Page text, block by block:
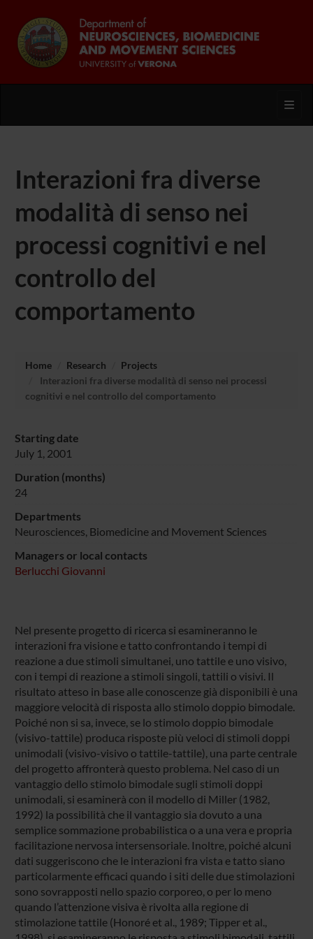
Interazioni fra diverse
modalità di senso nei
processi cognitivi e nel
controllo del
comportamento
Home Research
Projects
Interazioni fra diverse modalità di senso nei processi
cognitivi e nel controllo del comportamento
Starting date
July 1, 2001
Duration (months)
24
Departments
Neurosciences, Biomedicine and Movement Sciences
Managers or local contacts
Berlucchi Giovanni
Nel presente progetto di ricerca si esamineranno le
interazioni fra visione e tatto confrontando i tempi di
reazione a due stimoli simultanei, uno tattile e uno visivo,
con i tempi di reazione a stimoli singoli, tattili o visivi. Il
risultato atteso in base alle conoscenze già disponibili è una
maggiore velocità di risposta allo stimolo doppio bimodale.
Poiché non si sa, invece, se lo stimolo doppio bimodale
(visivo-tattile) produca risposte più veloci di stimoli doppi
unimodali (visivo-visivo o tattile-tattile), una parte centrale
del progetto affronterà questo problema. Nel caso di un
vantaggio dello stimolo bimodale sugli stimoli doppi
unimodali, si esaminerà con il modello di Miller (1982,
1992) la possibilità che il vantaggio sia dovuto a una
semplice sommazione probabilistica o a una vera e propria
facilitazione nervosa intersensoriale. Inoltre, poiché alcuni
dati suggeriscono che le interazioni fra vista e tatto siano
particolarmente efficaci quando i siti delle due stimolazioni
sono sovrapposti nello spazio corporeo, o per lo meno
quando l’attenzione visiva è rivolta alla regione di
stimolazione tattile (Honoré et al., 1989; Tipper et al.,